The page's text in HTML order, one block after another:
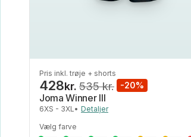
Pris inkl. trøje + shorts
428kr. 535 kr. -20%
Joma Winner III
6XS - 3XL• Detaljer
Vælg farve